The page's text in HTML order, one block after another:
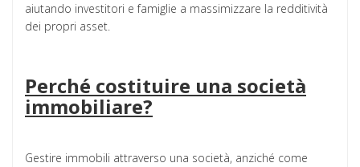
aiutando investitori e famiglie a massimizzare la redditività
dei propri asset.
Perché costituire una società
immobiliare?
Gestire immobili attraverso una società, anziché come